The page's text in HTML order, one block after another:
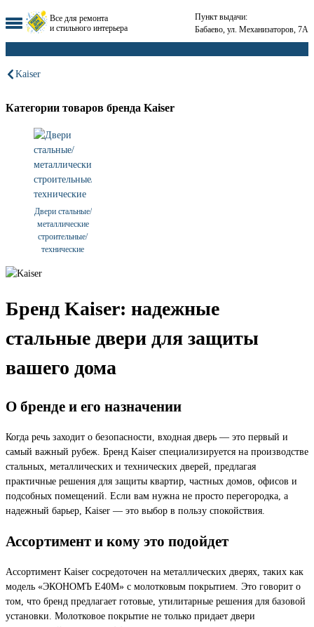
Все для ремонта
и стильного интерьера
Пункт выдачи:
Бабаево, ул. Механизаторов, 7А
Kaiser
Категории товаров бренда Kaiser
Двери стальные/
металлические
строительные/
технические
Бренд Kaiser: надежные
стальные двери для защиты
вашего дома
О бренде и его назначении
Когда речь заходит о безопасности, входная дверь — это первый и
самый важный рубеж. Бренд Kaiser специализируется на производстве
стальных, металлических и технических дверей, предлагая
практичные решения для защиты квартир, частных домов, офисов и
подсобных помещений. Если вам нужна не просто перегородка, а
надежный барьер, Kaiser — это выбор в пользу спокойствия.
Ассортимент и кому это подойдет
Ассортимент Kaiser сосредоточен на металлических дверях, таких как
модель «ЭКОНОМЪ Е40М» с молотковым покрытием. Это говорит о
том, что бренд предлагает готовые, утилитарные решения для базовой
установки. Молотковое покрытие не только придает двери